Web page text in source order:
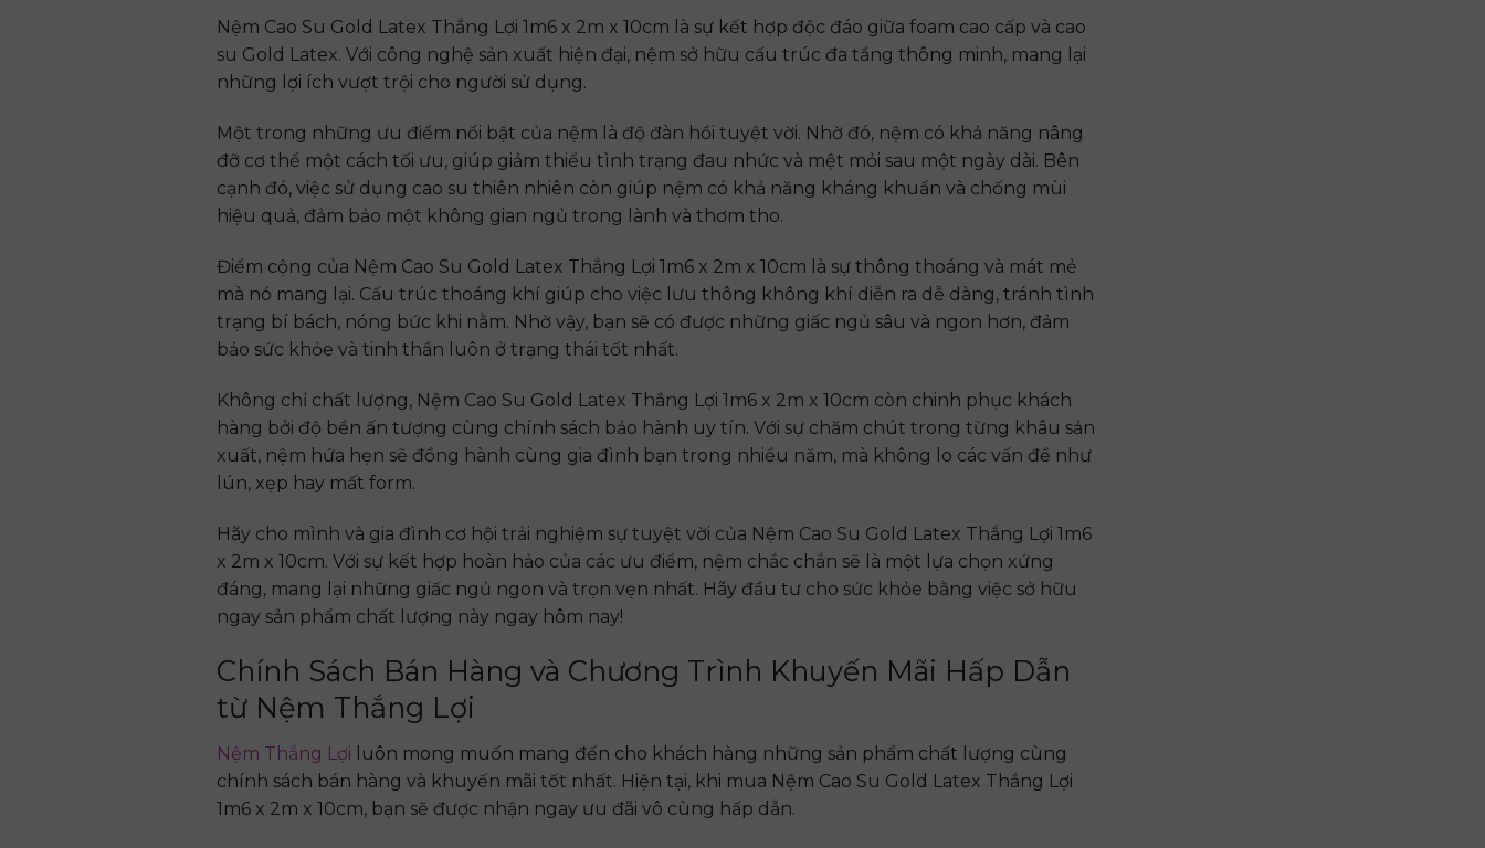
Nệm Cao Su Gold Latex Thắng Lợi 1m6 x 2m x 10cm là sự kết hợp độc đáo giữa foam cao cấp và cao
su Gold Latex. Với công nghệ sản xuất hiện đại, nệm sở hữu cấu trúc đa tầng thông minh, mang lại
những lợi ích vượt trội cho người sử dụng.
Một trong những ưu điểm nổi bật của nệm là độ đàn hồi tuyệt vời. Nhờ đó, nệm có khả năng nâng
đỡ cơ thể một cách tối ưu, giúp giảm thiểu tình trạng đau nhức và mệt mỏi sau một ngày dài. Bên
cạnh đó, việc sử dụng cao su thiên nhiên còn giúp nệm có khả năng kháng khuẩn và chống mùi
hiệu quả, đảm bảo một không gian ngủ trong lành và thơm tho.
Điểm cộng của Nệm Cao Su Gold Latex Thắng Lợi 1m6 x 2m x 10cm là sự thông thoáng và mát mẻ
mà nó mang lại. Cấu trúc thoáng khí giúp cho việc lưu thông không khí diễn ra dễ dàng, tránh tình
trạng bí bách, nóng bức khi nằm. Nhờ vậy, bạn sẽ có được những giấc ngủ sâu và ngon hơn, đảm
bảo sức khỏe và tinh thần luôn ở trạng thái tốt nhất.
Không chỉ chất lượng, Nệm Cao Su Gold Latex Thắng Lợi 1m6 x 2m x 10cm còn chinh phục khách
hàng bởi độ bền ấn tượng cùng chính sách bảo hành uy tín. Với sự chăm chút trong từng khâu sản
xuất, nệm hứa hẹn sẽ đồng hành cùng gia đình bạn trong nhiều năm, mà không lo các vấn đề như
lún, xẹp hay mất form.
Hãy cho mình và gia đình cơ hội trải nghiệm sự tuyệt vời của Nệm Cao Su Gold Latex Thắng Lợi 1m6
x 2m x 10cm. Với sự kết hợp hoàn hảo của các ưu điểm, nệm chắc chắn sẽ là một lựa chọn xứng
đáng, mang lại những giấc ngủ ngon và trọn vẹn nhất. Hãy đầu tư cho sức khỏe bằng việc sở hữu
ngay sản phẩm chất lượng này ngay hôm nay!
Chính Sách Bán Hàng và Chương Trình Khuyến Mãi Hấp Dẫn
từ Nệm Thắng Lợi
Nệm Thắng Lợi luôn mong muốn mang đến cho khách hàng những sản phẩm chất lượng cùng
chính sách bán hàng và khuyến mãi tốt nhất. Hiện tại, khi mua Nệm Cao Su Gold Latex Thắng Lợi
1m6 x 2m x 10cm, bạn sẽ được nhận ngay ưu đãi vô cùng hấp dẫn.